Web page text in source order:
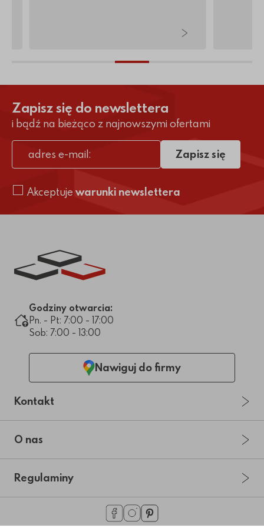
Zapisz się do newslettera
i bądź na bieżąco z najnowszymi ofertami
adres e-mail
Akceptuje warunki newslettera
Zapisz się
Link do strony głównej
Godziny otwarcia:
Pn. - Pt: 7:00 - 17:00
Sob: 7:00 - 13:00
Nawiguj do firmy
Kontakt
O nas
Regulaminy